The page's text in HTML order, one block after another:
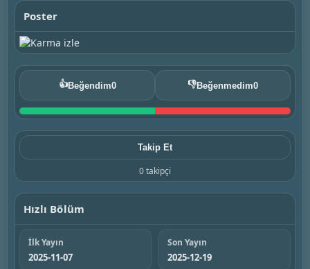
Poster
👍Beğendim0 👎Beğenmedim0
Takip Et
0 takipçi
Hızlı Bölüm
İlk Yayın
2025-11-07
Son Yayın
2025-12-19